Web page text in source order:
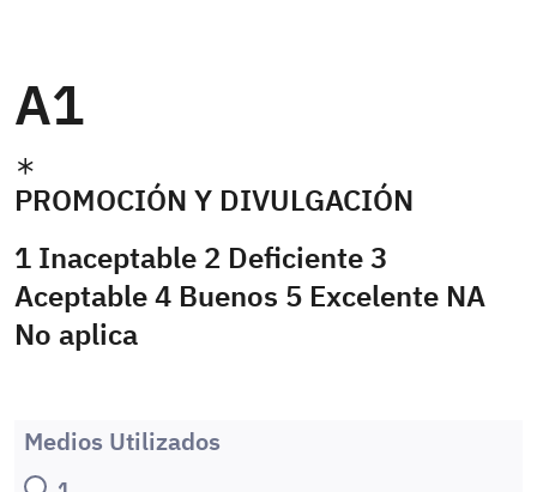
A1
PROMOCIÓN Y DIVULGACIÓN
1 Inaceptable 2 Deficiente 3
Aceptable 4 Buenos 5 Excelente NA
No aplica
Medios Utilizados